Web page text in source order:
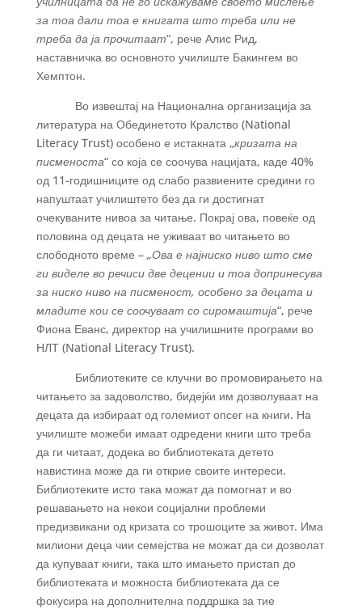
за тоа дали тоа е книгата што треба или не
треба да ја прочитаат“, рече Алис Рид,
наставничка во основното училиште Бакингем во
Хемптон.
Во извештај на Национална организација за
литература на Обединетото Кралство (National
Literacy Trust) особено е истакната „кризата на
писменоста“ со која се соочува нацијата, каде 40%
од 11-годишниците од слабо развиените средини го
напуштаат училиштето без да ги достигнат
очекуваните нивоа за читање. Покрај ова, повеќе од
половина од децата не уживаат во читањето во
слободното време – „Ова е најниско ниво што сме
ги виделе во речиси две децении и тоа допринесува
за ниско ниво на писменост, особено за децата и
младите кои се соочуваат со сиромаштија“, рече
Фиона Еванс, директор на училишните програми во
НЛТ (National Literacy Trust).
Библиотеките се клучни во промовирањето на
читањето за задоволство, бидејќи им дозволуваат на
децата да избираат од големиот опсег на книги. На
училиште можеби имаат одредени книги што треба
да ги читаат, додека во библиотеката детето
навистина може да ги открие своите интереси.
Библиотеките исто така можат да помогнат и во
решавањето на некои социјални проблеми
предизвикани од кризата со трошоците за живот. Има
милиони деца чии семејства не можат да си дозволат
да купуваат книги, така што имањето пристап до
библиотеката и можноста библиотеката да се
фокусира на дополнителна поддршка за тие